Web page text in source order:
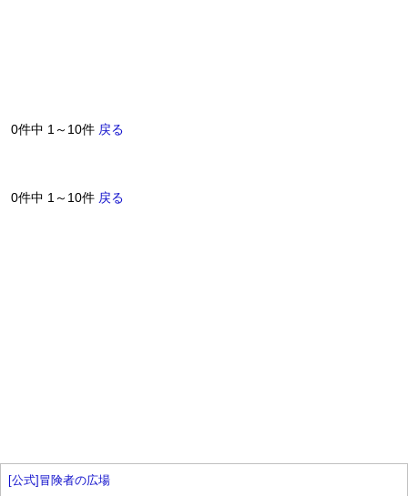
0件中 1～10件 戻る
0件中 1～10件 戻る
[公式]冒険者の広場